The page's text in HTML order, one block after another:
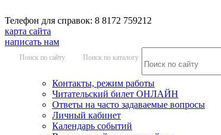
Телефон для справок: 8 8172 759212
карта сайта
написать нам
Поиск по сайту Поиск по каталогу
Контакты, режим работы
Читательский билет ОНЛАЙН
Ответы на часто задаваемые вопросы
Личный кабинет
Календарь событий